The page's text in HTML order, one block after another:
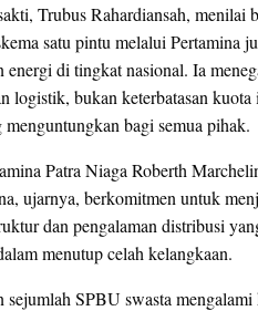
Trubus Rahardiansah, menilai
satu pintu melalui Pertamina
di tingkat nasional. Ia
logistik, bukan keterbatasan
bagi semua pihak.
Patra Niaga Roberth
ujarnya, berkomitmen untuk
dan pengalaman distribusi
menutup celah kelangkaan.
SPBU swasta